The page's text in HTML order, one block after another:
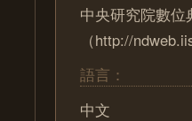
中央研究院數
（http://
語言：
中文